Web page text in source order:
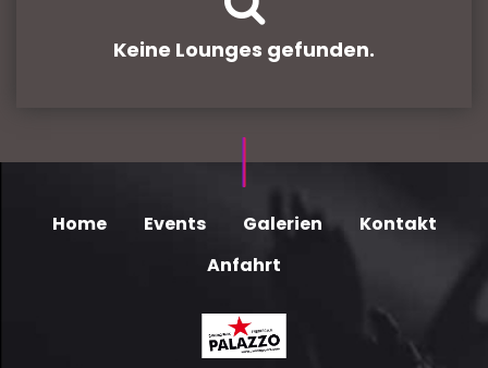
Keine Lounges gefunden.
Home Events Galerien
Kontakt
Anfahrt